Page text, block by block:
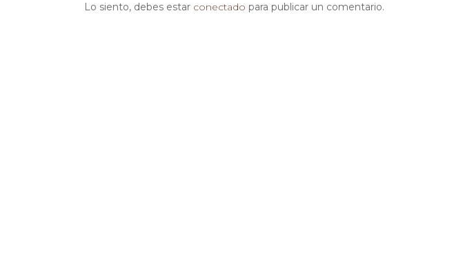
Lo siento, debes estar conectado para publicar un comentario.